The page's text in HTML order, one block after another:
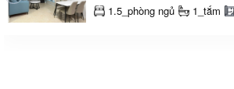
1.5_phòng ngủ 1_tắm